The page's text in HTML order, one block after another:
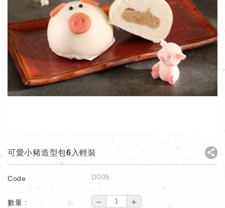
可愛小豬造型包6入輕裝
Code D005
數量 : － ＋